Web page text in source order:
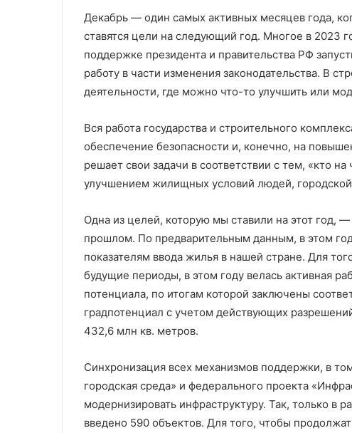
Декабрь — один самых активных месяцев года,
ставятся цели на следующий год. Многое в 2023
поддержке президента и правительства РФ
работу в части изменения законодательства. В
деятельности, где можно что-то улучшить или
Вся работа государства и строительного
обеспечение безопасности и, конечно, на
решает свои задачи в соответствии с тем, «кто
улучшением жилищных условий людей,
Одна из целей, которую мы ставили на этот год,
прошлом. По предварительным данным, в этом
показателям ввода жилья в нашей стране. Для
будущие периоды, в этом году велась активная
потенциала, по итогам которой заключены
градпотенциал с учетом действующих
432,6 млн кв. метров.
Синхронизация всех механизмов поддержки, в
городская среда» и федерального проекта
модернизировать инфраструктуру. Так, только в
введено 590 объектов. Для того, чтобы